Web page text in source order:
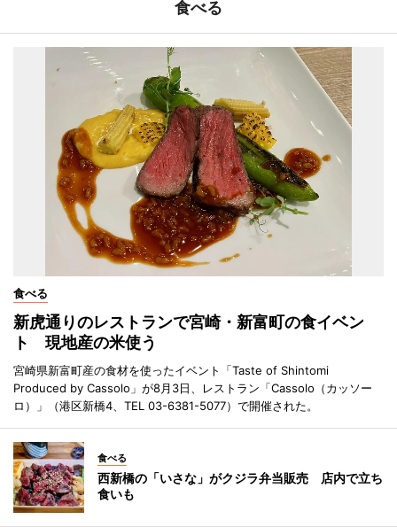
食べる
食べる
新虎通りのレストランで宮崎・新富町の食イベン
ト 現地産の米使う
宮崎県新富町産の食材を使ったイベント「Taste of Shintomi
Produced by Cassolo」が8月3日、レストラン「Cassolo（カッソー
ロ）」（港区新橋4、TEL 03-6381-5077）で開催された。
食べる
西新橋の「いさな」がクジラ弁当販売 店内で立ち
食いも